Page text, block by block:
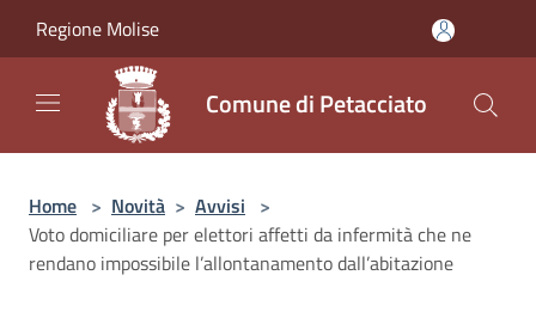
Regione Molise
Comune di Petacciato
Home > Novità > Avvisi >
Voto domiciliare per elettori affetti da infermità che ne
rendano impossibile l’allontanamento dall’abitazione